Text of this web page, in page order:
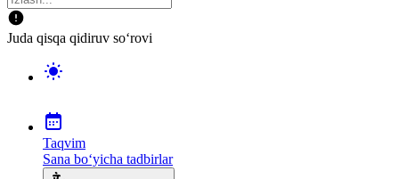
Juda qisqa qidiruv so‘rovi
Taqvim
Sana bo‘yicha tadbirlar